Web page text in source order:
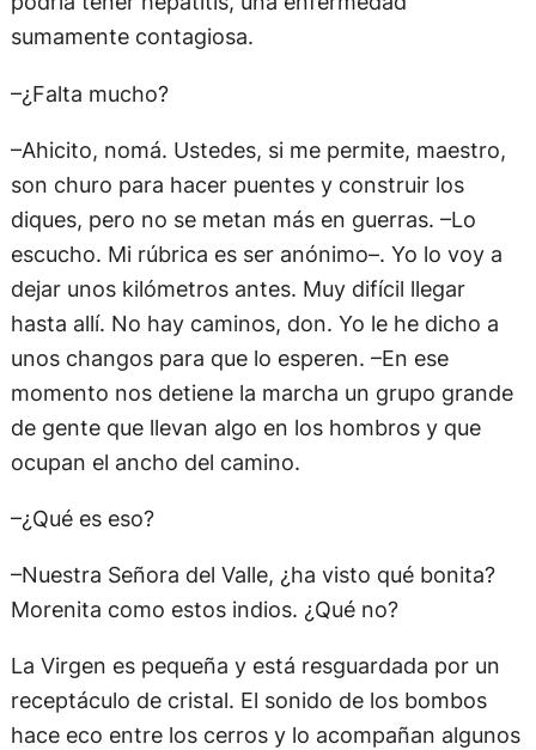
sumamente contagiosa.
–¿Falta mucho?
–Ahicito, nomá. Ustedes, si me permite, maestro,
son churo para hacer puentes y construir los
diques, pero no se metan más en guerras. –Lo
escucho. Mi rúbrica es ser anónimo–. Yo lo voy a
dejar unos kilómetros antes. Muy difícil llegar
hasta allí. No hay caminos, don. Yo le he dicho a
unos changos para que lo esperen. –En ese
momento nos detiene la marcha un grupo grande
de gente que llevan algo en los hombros y que
ocupan el ancho del camino.
–¿Qué es eso?
–Nuestra Señora del Valle, ¿ha visto qué bonita?
Morenita como estos indios. ¿Qué no?
La Virgen es pequeña y está resguardada por un
receptáculo de cristal. El sonido de los bombos
hace eco entre los cerros y lo acompañan algunos